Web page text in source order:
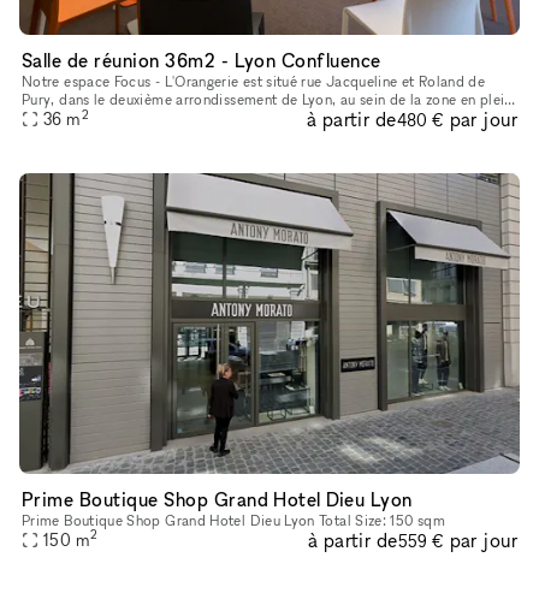
Salle de réunion 36m2 - Lyon Confluence
Notre espace Focus - L'Orangerie est situé rue Jacqueline et Roland de
Pury, dans le deuxième arrondissement de Lyon, au sein de la zone en plein
développement qu'est Confluence. Il propose deux ser
36 m2 à partir de480 € par jour
Prime Boutique Shop Grand Hotel Dieu Lyon
Prime Boutique Shop Grand Hotel Dieu Lyon Total Size: 150 sqm
150 m2 à partir de559 € par jour